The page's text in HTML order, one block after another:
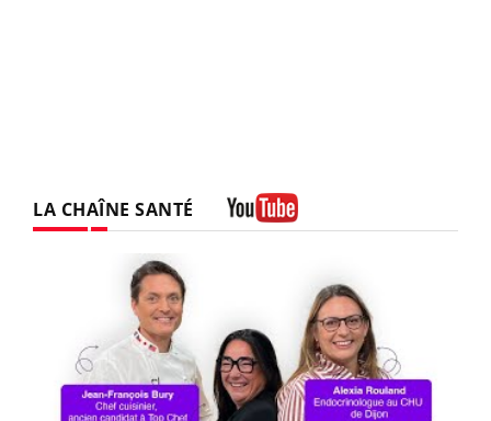
LA CHAÎNE SANTÉ